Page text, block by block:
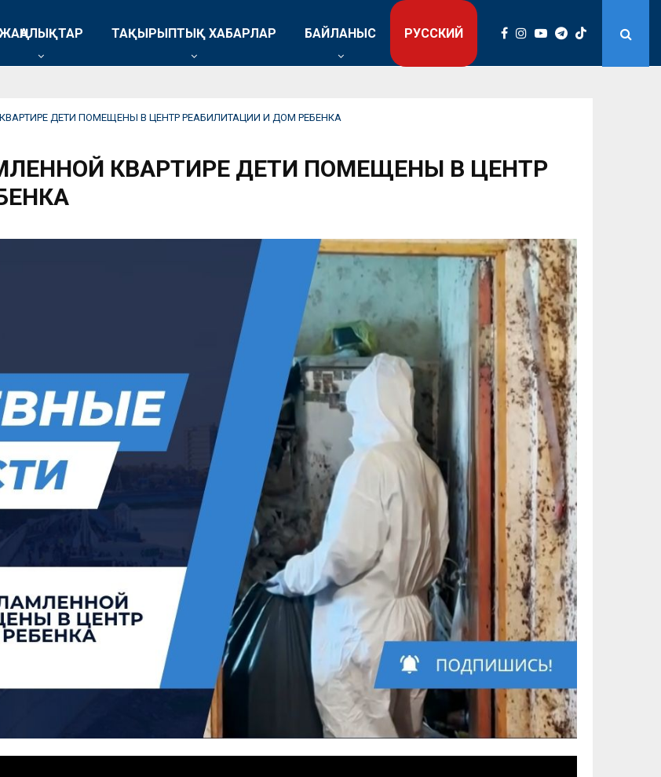
ТАҚЫРЫПТЫҚ ХАБАРЛАР БАЙЛАНЫС РУССКИЙ
ДЕТИ ПОМЕЩЕНЫ В ЦЕНТР РЕАБИЛИТАЦИИ И ДОМ РЕБЕНКА
КВАРТИРЕ ДЕТИ ПОМЕЩЕНЫ В ЦЕНТР